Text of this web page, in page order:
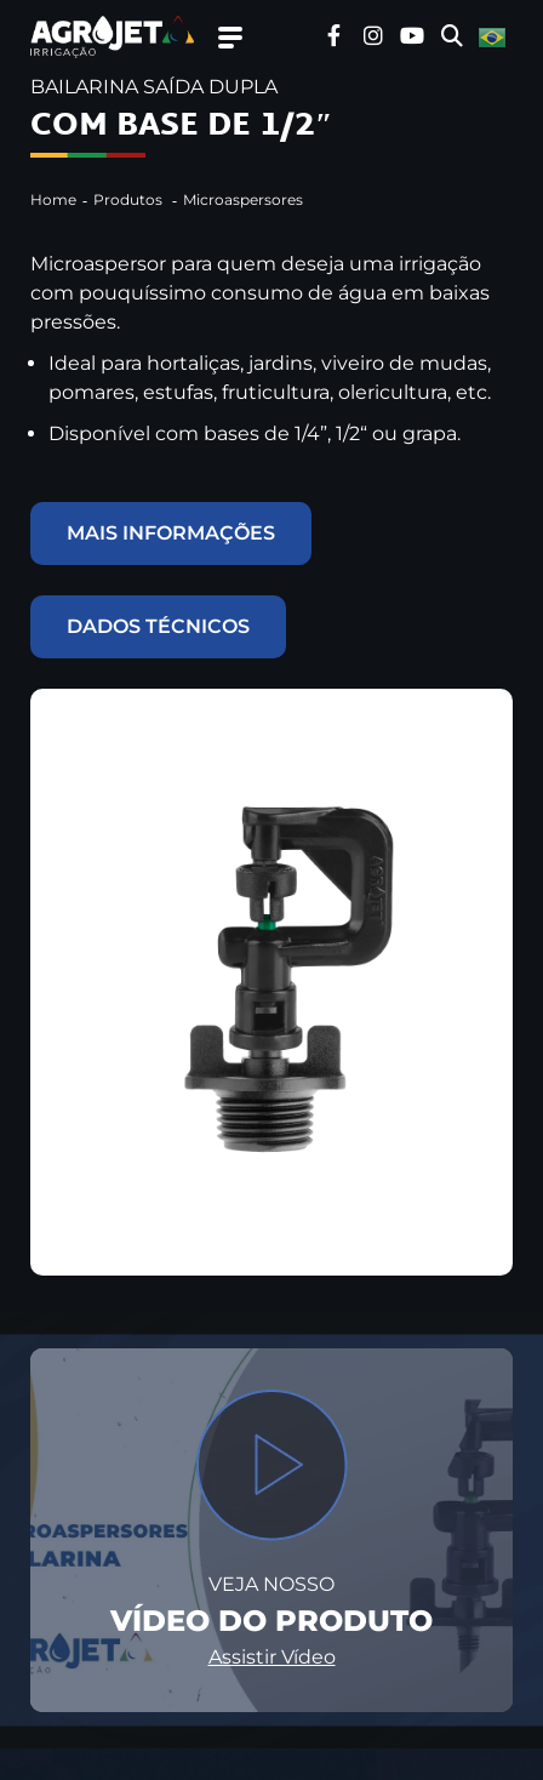
BAILARINA SAÍDA DUPLA
COM BASE DE 1/2″
Home Produtos Microaspersores
Microaspersor para quem deseja uma irrigação
com pouquíssimo consumo de água em baixas
pressões.
Ideal para hortaliças, jardins, viveiro de mudas,
pomares, estufas, fruticultura, olericultura, etc.
Disponível com bases de 1/4”, 1/2“ ou grapa.
MAIS INFORMAÇÕES
DADOS TÉCNICOS
VEJA NOSSO
VÍDEO DO PRODUTO
Assistir Vídeo